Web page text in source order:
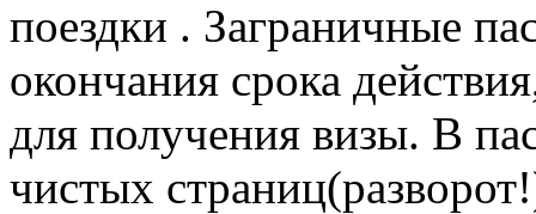
поездки . Заграничные
окончания срока
для получения визы. В
чистых